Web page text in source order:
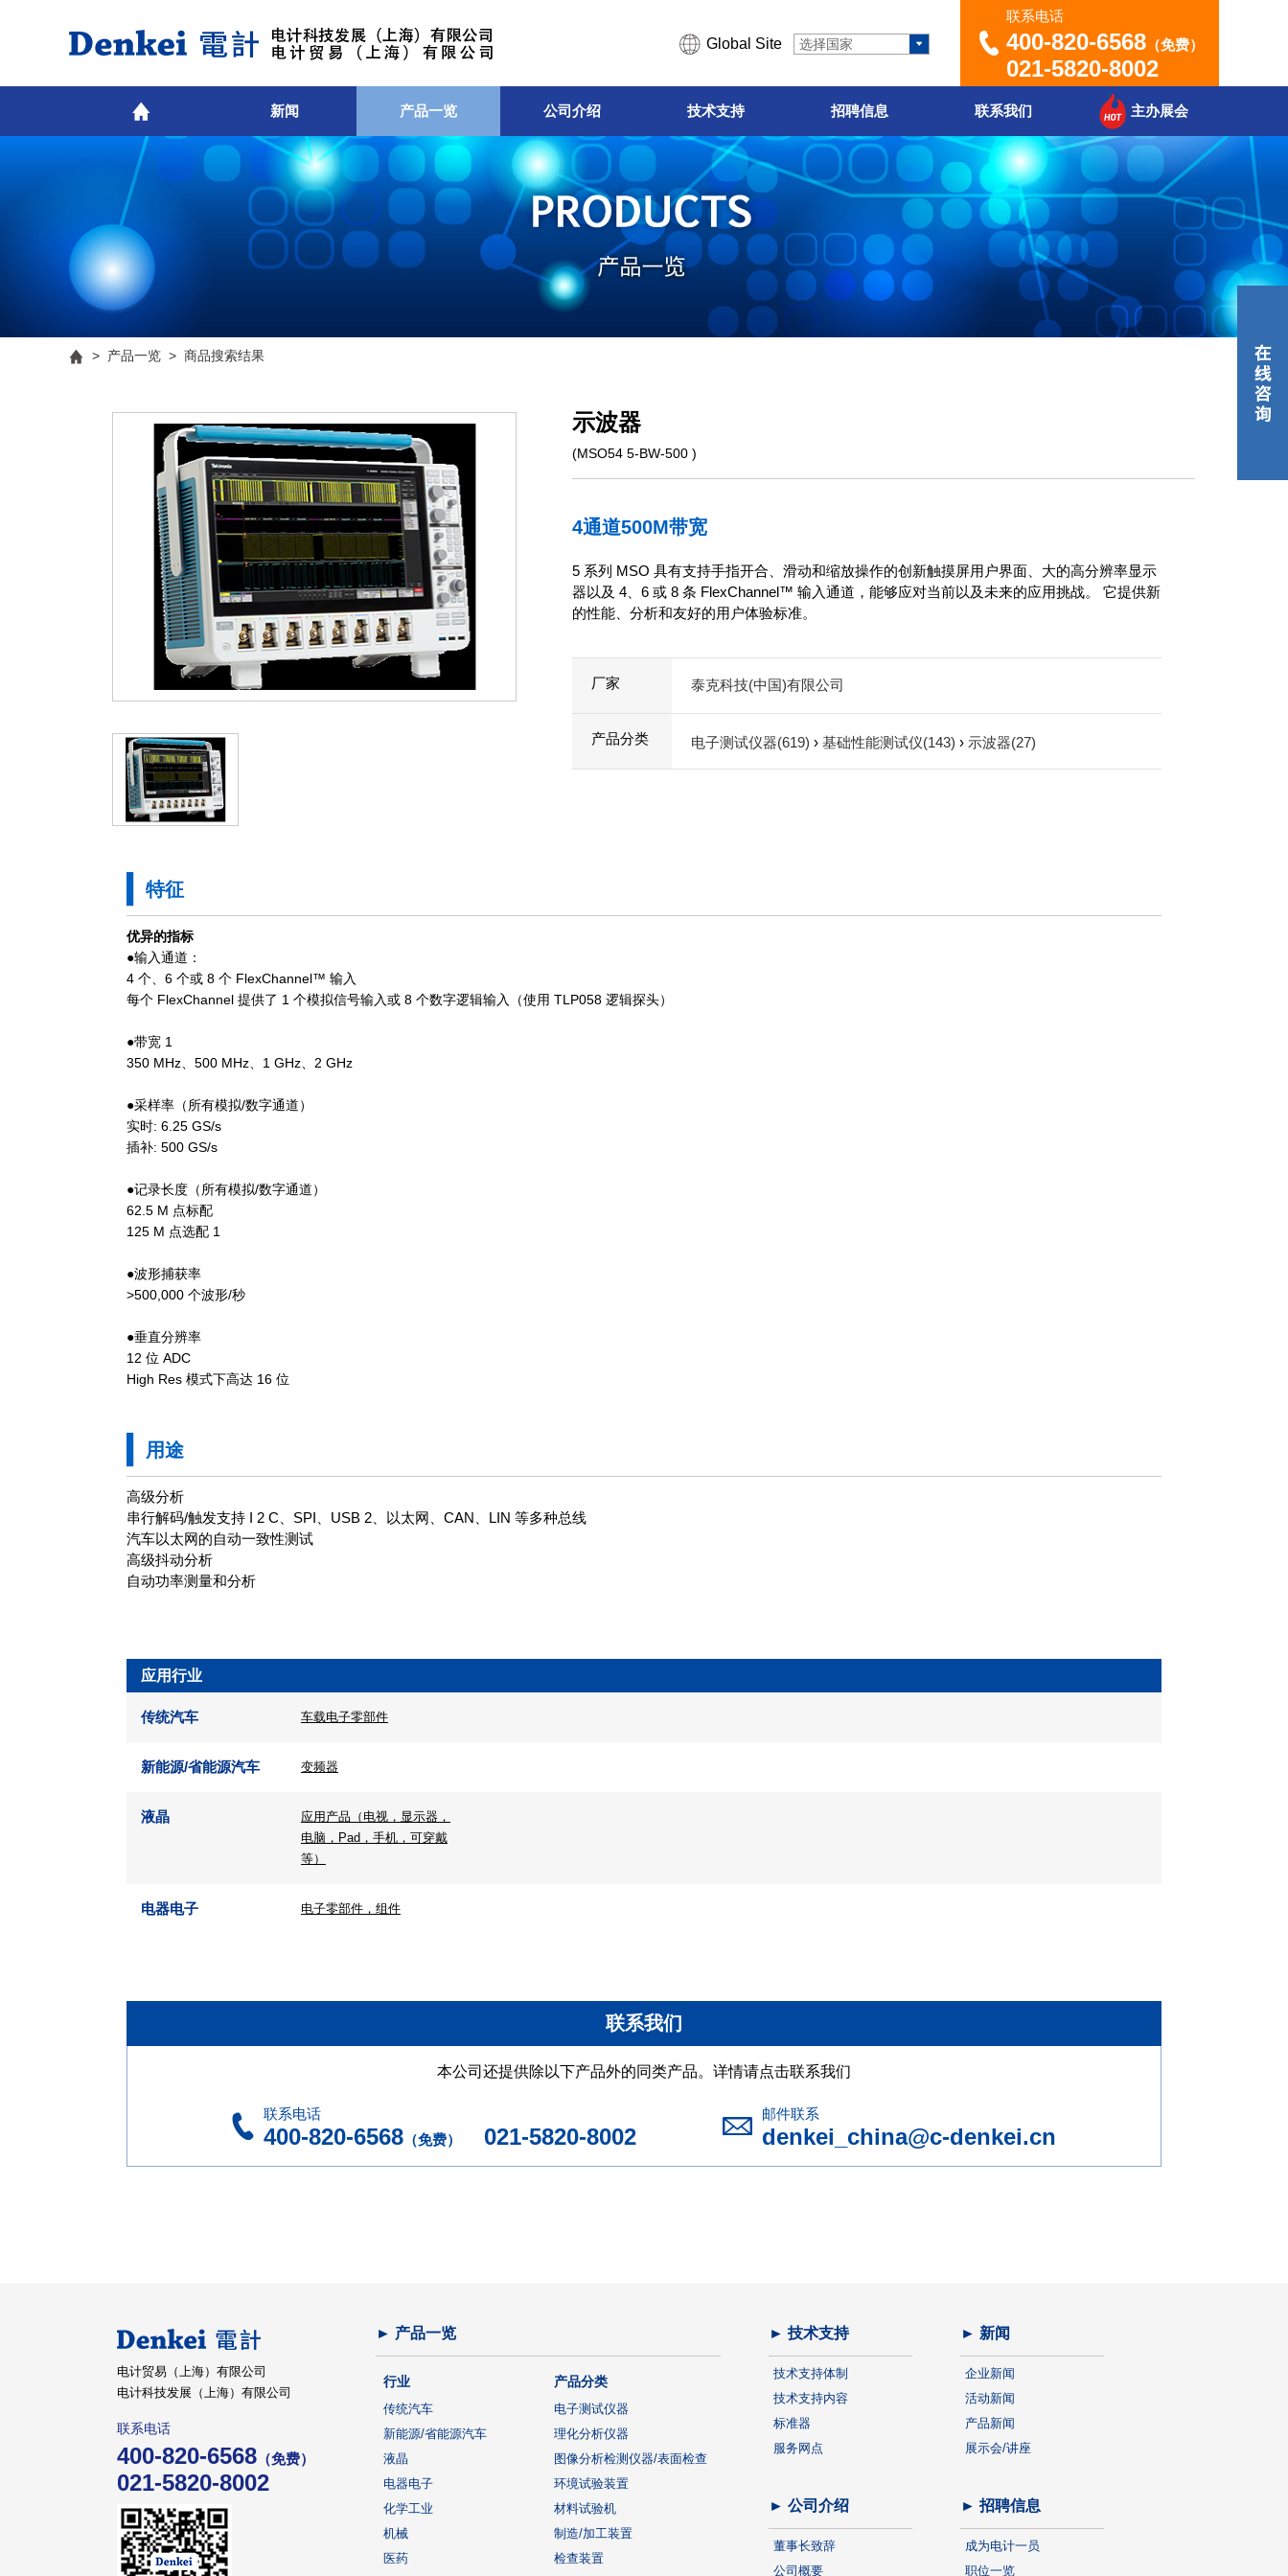
Global Site 选择国家
联系电话
400-820-6568 （免费）
021-5820-8002
新闻 产品一览 公司介绍 技术支持 招聘信息 联系我们 主办展会
> 产品一览 > 商品搜索结果
示波器
(MSO54 5-BW-500 )
4通道500M带宽
5 系列 MSO 具有支持手指开合、滑动和缩放操作的创新触摸屏用户界面、大的高分辨率显示
器以及 4、6 或 8 条 FlexChannel™ 输入通道，能够应对当前以及未来的应用挑战。 它提供新
的性能、分析和友好的用户体验标准。
厂家 泰克科技(中国)有限公司
产品分类 电子测试仪器(619) › 基础性能测试仪(143) › 示波器(27)
特征
优异的指标
●输入通道：
4 个、6 个或 8 个 FlexChannel™ 输入
每个 FlexChannel 提供了 1 个模拟信号输入或 8 个数字逻辑输入（使用 TLP058 逻辑探头）
●带宽 1
350 MHz、500 MHz、1 GHz、2 GHz
●采样率（所有模拟/数字通道）
实时: 6.25 GS/s
插补: 500 GS/s
●记录长度（所有模拟/数字通道）
62.5 M 点标配
125 M 点选配 1
●波形捕获率
>500,000 个波形/秒
●垂直分辨率
12 位 ADC
High Res 模式下高达 16 位
用途
高级分析
串行解码/触发支持 I 2 C、SPI、USB 2、以太网、CAN、LIN 等多种总线
汽车以太网的自动一致性测试
高级抖动分析
自动功率测量和分析
应用行业
传统汽车 车载电子零部件
新能源/省能源汽车 变频器
液晶
应用产品（电视，显示器，
电脑，Pad，手机，可穿戴
等）
电器电子 电子零部件，组件
联系我们
本公司还提供除以下产品外的同类产品。详情请点击联系我们
联系电话
400-820-6568 （免费） 021-5820-8002
邮件联系
denkei_china@c-denkei.cn
电计贸易（上海）有限公司
电计科技发展（上海）有限公司
联系电话
400-820-6568 （免费）
021-5820-8002
► 产品一览
行业
传统汽车
新能源/省能源汽车
液晶
电器电子
化学工业
机械
医药
产品分类
电子测试仪器
理化分析仪器
图像分析检测仪器/表面检查
环境试验装置
材料试验机
制造/加工装置
检查装置
► 技术支持
技术支持体制
技术支持内容
标准器
服务网点
► 公司介绍
董事长致辞
公司概要
► 新闻
企业新闻
活动新闻
产品新闻
展示会/讲座
► 招聘信息
成为电计一员
职位一览